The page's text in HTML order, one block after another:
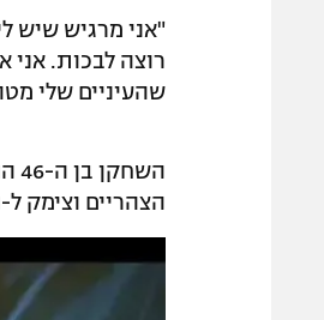
"אני מרגיש שיש
רוצה לבכות. אני
שהעיניים שלי
הצהריים וצימק ל-14:11. "אני מפחד חבר", אומר אוסליבן.